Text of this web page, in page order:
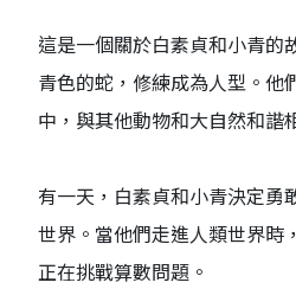
這是一個關於白素貞和小青的
青色的蛇，修練成為人型。他
中，與其他動物和大自然和諧
有一天，白素貞和小青決定勇
世界。當他們走進人類世界時
正在挑戰算數問題。